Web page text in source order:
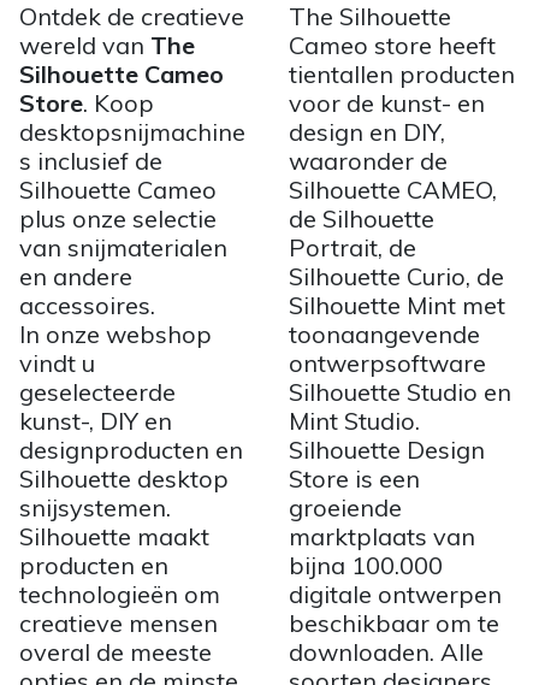
Ontdek de creatieve
wereld van The
Silhouette Cameo
Store. Koop
desktopsnijmachine
s inclusief de
Silhouette Cameo
plus onze selectie
van snijmaterialen
en andere
accessoires.
In onze webshop
vindt u
geselecteerde
kunst-, DIY en
designproducten en
Silhouette desktop
snijsystemen.
Silhouette maakt
producten en
technologieën om
creatieve mensen
overal de meeste
The Silhouette
Cameo store heeft
tientallen producten
voor de kunst- en
design en DIY,
waaronder de
Silhouette CAMEO,
de Silhouette
Portrait, de
Silhouette Curio, de
Silhouette Mint met
toonaangevende
ontwerpsoftware
Silhouette Studio en
Mint Studio.
Silhouette Design
Store is een
groeiende
marktplaats van
bijna 100.000
digitale ontwerpen
beschikbaar om te
downloaden. Alle